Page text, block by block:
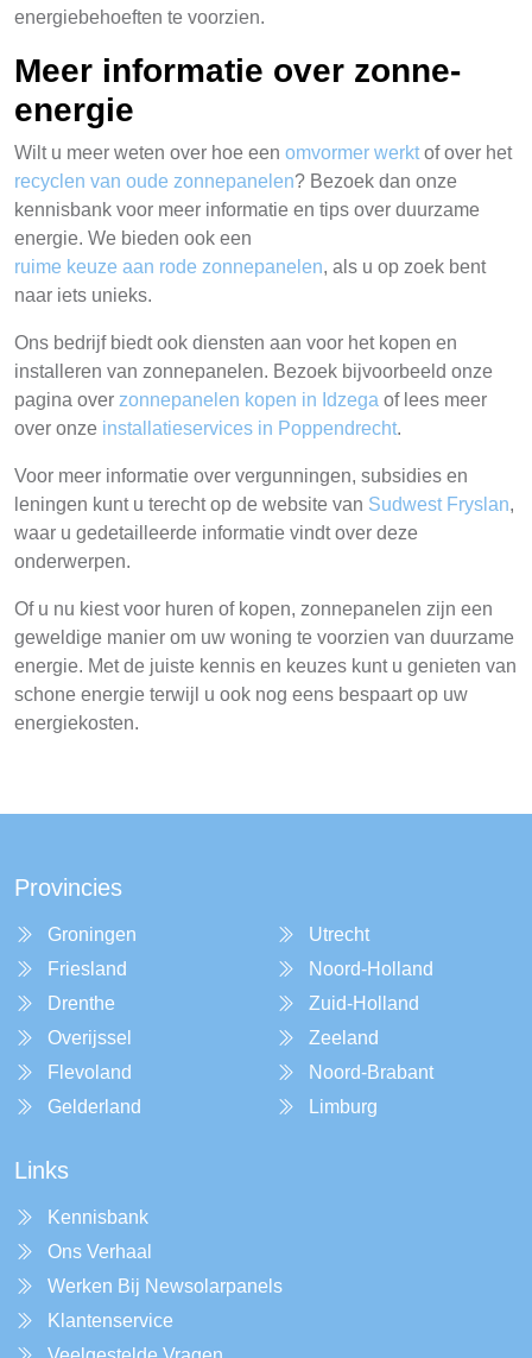
energiebehoeften te voorzien.
Meer informatie over zonne-
energie
Wilt u meer weten over hoe een omvormer werktof over het
recyclen van oude zonnepanelen? Bezoek dan onze
kennisbank voor meer informatie en tips over duurzame
energie. We bieden ook een
ruime keuze aan rode zonnepanelen, als u op zoek bent
naar iets unieks.
Ons bedrijf biedt ook diensten aan voor het kopen en
installeren van zonnepanelen. Bezoek bijvoorbeeld onze
pagina over zonnepanelen kopen in Idzega of lees meer
over onze installatieservices in Poppendrecht.
Voor meer informatie over vergunningen, subsidies en
leningen kunt u terecht op de website van Sudwest Fryslan,
waar u gedetailleerde informatie vindt over deze
onderwerpen.
Of u nu kiest voor huren of kopen, zonnepanelen zijn een
geweldige manier om uw woning te voorzien van duurzame
energie. Met de juiste kennis en keuzes kunt u genieten van
schone energie terwijl u ook nog eens bespaart op uw
energiekosten.
Provincies
Groningen
Friesland
Drenthe
Overijssel
Flevoland
Gelderland
Utrecht
Noord-Holland
Zuid-Holland
Zeeland
Noord-Brabant
Limburg
Links
Kennisbank
Ons Verhaal
Werken Bij Newsolarpanels
Klantenservice